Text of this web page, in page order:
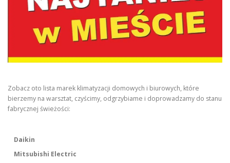
Zobacz oto lista marek klimatyzacji domowych i biurowych, które
bierzemy na warsztat, czyścimy, odgrzybiame i doprowadzamy do stanu
fabrycznej świeżości:
Daikin
Mitsubishi Electric